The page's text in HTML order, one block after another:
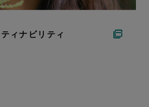
ィナビリティ